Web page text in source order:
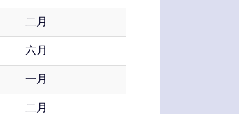
二月
六月
一月
二月